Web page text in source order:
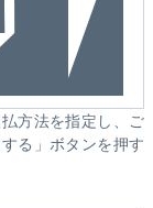
方法を指定し、ご
る」ボタンを押す